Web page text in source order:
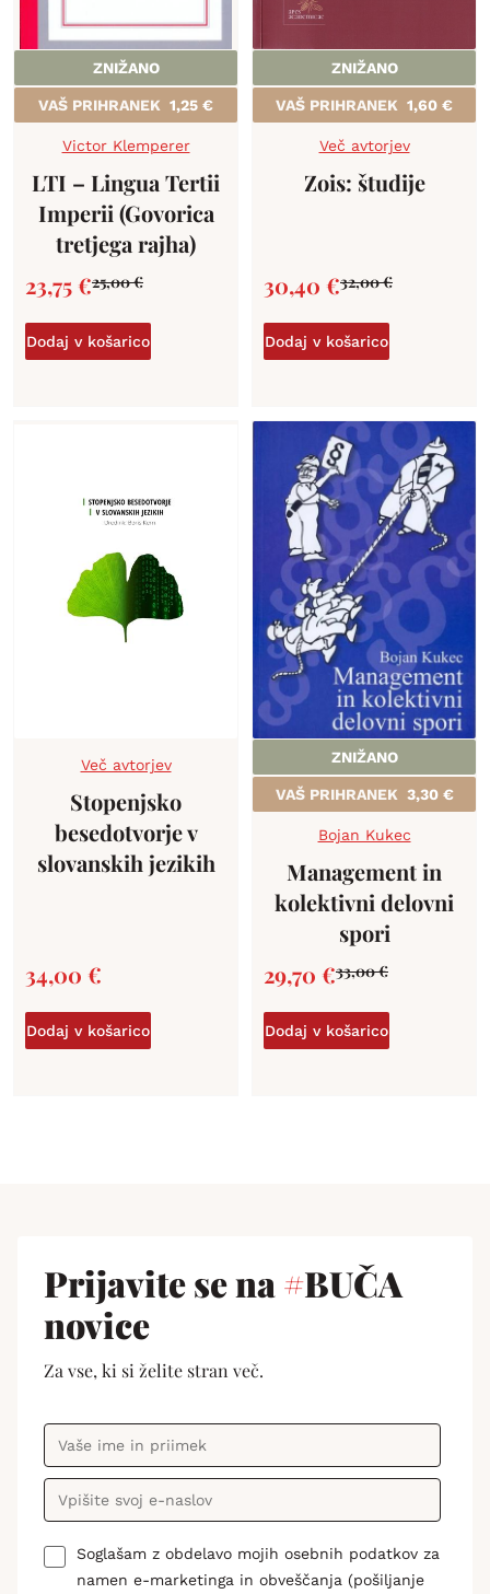
ZNIŽANO
VAŠ PRIHRANEK 1,25 €
Victor Klemperer
LTI – Lingua Tertii
Imperii (Govorica
tretjega rajha)
25,00€
23,75€
Dodaj v košarico
ZNIŽANO
VAŠ PRIHRANEK 1,60 €
Več avtorjev
Zois: študije
32,00€
30,40 €
Dodaj v košarico
Več avtorjev
Stopenjsko
besedotvorje v
slovanskih jezikih
34,00 €
Dodaj v košarico
ZNIŽANO
VAŠ PRIHRANEK 3,30 €
Bojan Kukec
Management in
kolektivni delovni
spori
33,00€
29,70 €
Dodaj v košarico
Prijavite se na#BUČA
novice
Za vse, ki si želite stran več.
Soglašam z obdelavo mojih osebnih podatkov za
namen e-marketinga in obveščanja (pošiljanje